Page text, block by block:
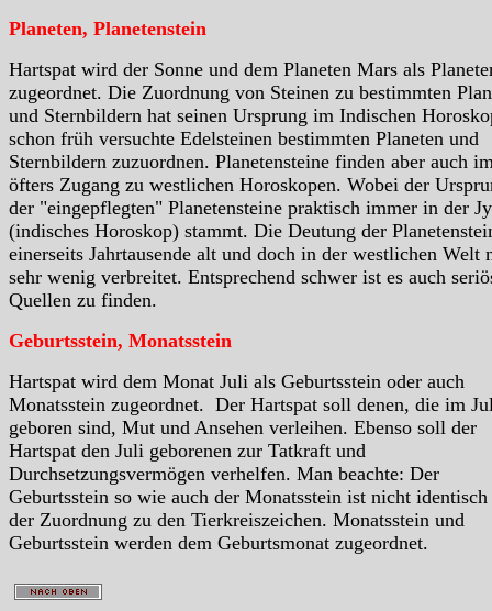
Planeten, Planetenstein
Hartspat wird der Sonne und dem Planeten Mars als
zugeordnet. Die Zuordnung von Steinen zu bestimmten
und Sternbildern hat seinen Ursprung im Indischen
schon früh versuchte Edelsteinen bestimmten Planeten und
Sternbildern zuzuordnen. Planetensteine finden aber auch
öfters Zugang zu westlichen Horoskopen. Wobei der
der "eingepflegten" Planetensteine praktisch immer in der
(indisches Horoskop) stammt. Die Deutung der
einerseits Jahrtausende alt und doch in der westlichen Welt
sehr wenig verbreitet. Entsprechend schwer ist es auch
Quellen zu finden.
Geburtsstein, Monatsstein
Hartspat wird dem Monat Juli als Geburtsstein oder auch
Monatsstein zugeordnet. Der Hartspat soll denen, die im
geboren sind, Mut und Ansehen verleihen. Ebenso soll der
Hartspat den Juli geborenen zur Tatkraft und
Durchsetzungsvermögen verhelfen. Man beachte: Der
Geburtsstein so wie auch der Monatsstein ist nicht
der Zuordnung zu den Tierkreiszeichen. Monatsstein und
Geburtsstein werden dem Geburtsmonat zugeordnet.